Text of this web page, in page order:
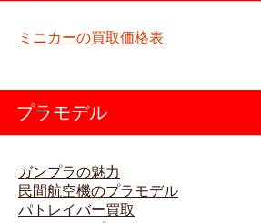
ミニカーの買取価格表
プラモデル
ガンプラの魅力
民間航空機のプラモデル
パトレイバー買取